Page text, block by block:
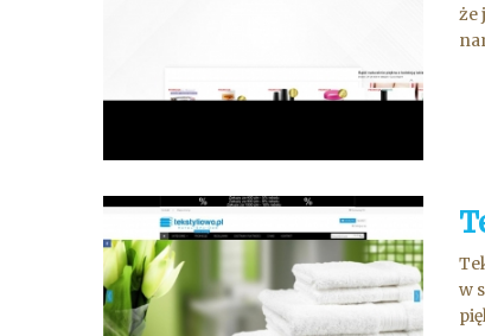
że
w